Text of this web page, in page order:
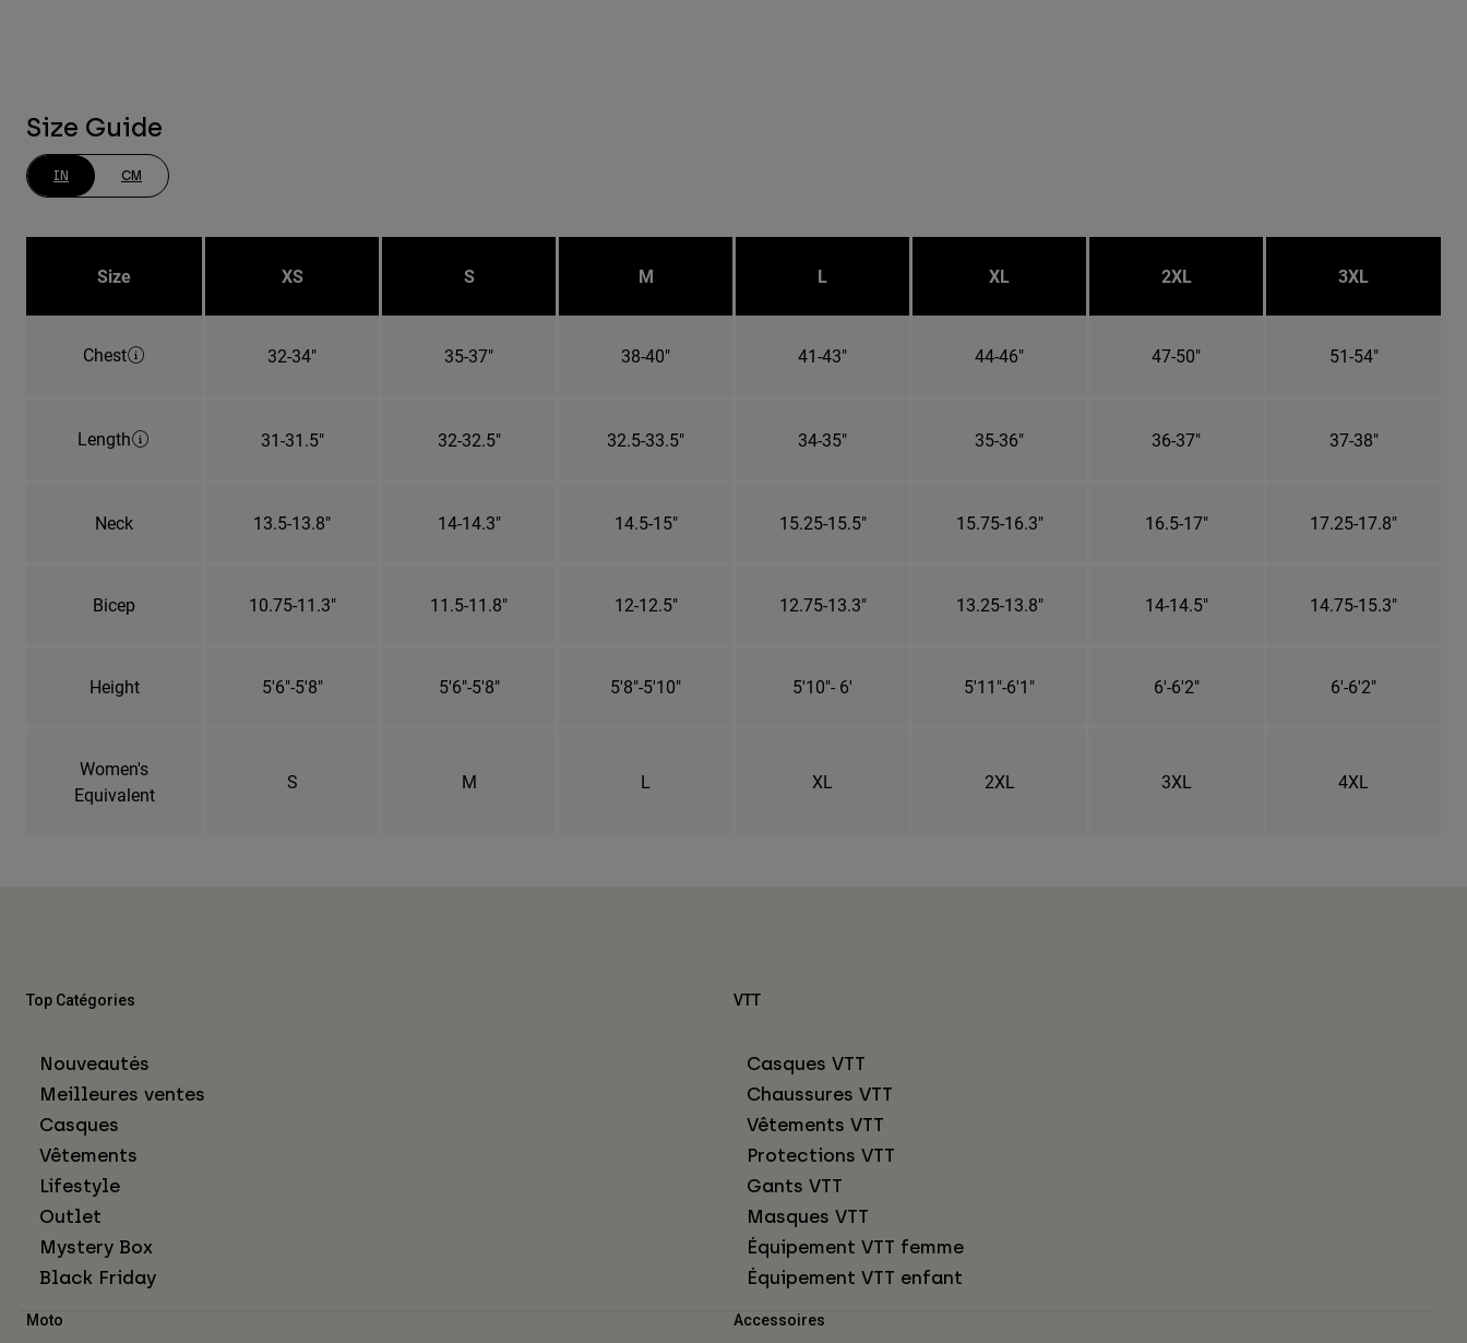
Size Guide
IN CM
Size XS S M L XL 2XL 3XL
Chest 32-34" 35-37" 38-40" 41-43" 44-46" 47-50" 51-54"
Length 31-31.5" 32-32.5" 32.5-33.5" 34-35" 35-36" 36-37" 37-38"
Neck 13.5-13.8" 14-14.3" 14.5-15" 15.25-15.5" 15.75-16.3" 16.5-17" 17.25-17.8"
Bicep 10.75-11.3" 11.5-11.8" 12-12.5" 12.75-13.3" 13.25-13.8" 14-14.5" 14.75-15.3"
Height 5'6"-5'8" 5'6"-5'8" 5'8"-5'10" 5'10"- 6' 5'11"-6'1" 6'-6'2" 6'-6'2"
Women's
Equivalent
S M L XL 2XL 3XL 4XL
Top Catégories
Nouveautés
Meilleures ventes
Casques
Vêtements
Lifestyle
Outlet
Mystery Box
Black Friday
VTT
Casques VTT
Chaussures VTT
Vêtements VTT
Protections VTT
Gants VTT
Masques VTT
Équipement VTT femme
Équipement VTT enfant
Moto Accessoires